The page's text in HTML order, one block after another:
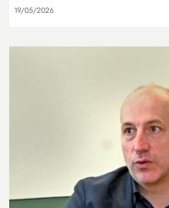
19/05/2026